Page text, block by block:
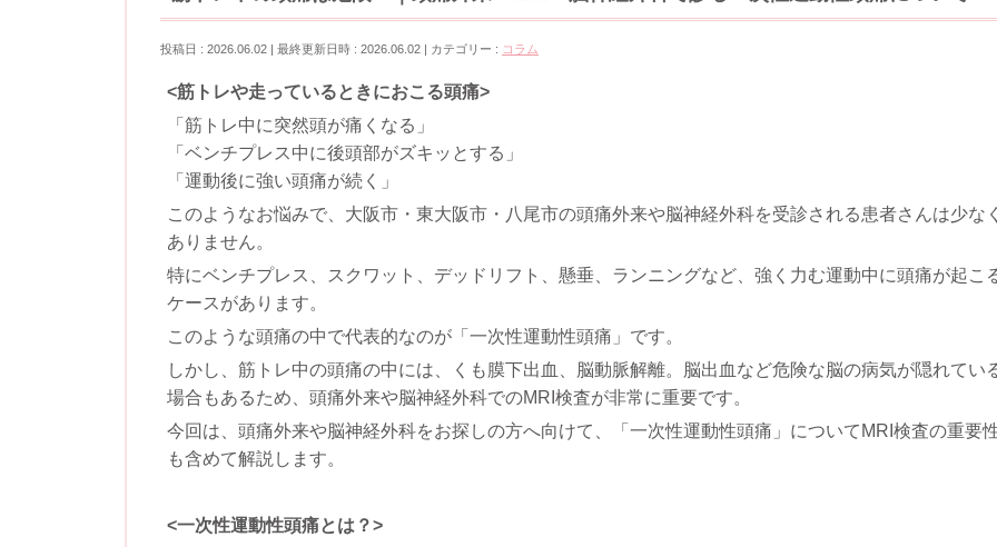
投稿日 : 2026.06.02 最終更新日時 : 2026.06.02 カテゴリー : コラム
<筋トレや走っているときにおこる頭痛>
「筋トレ中に突然頭が痛くなる」
「ベンチプレス中に後頭部がズキッとする」
「運動後に強い頭痛が続く」
このようなお悩みで、大阪市・東大阪市・八尾市の頭痛外来や脳神経外科を受診される患者さんは少な
ありません。
特にベンチプレス、スクワット、デッドリフト、懸垂、ランニングなど、強く力む運動中に頭痛が起こ
ケースがあります。
このような頭痛の中で代表的なのが「一次性運動性頭痛」です。
しかし、筋トレ中の頭痛の中には、くも膜下出血、脳動脈解離。脳出血など危険な脳の病気が隠れてい
場合もあるため、頭痛外来や脳神経外科でのMRI検査が非常に重要です。
今回は、頭痛外来や脳神経外科をお探しの方へ向けて、「一次性運動性頭痛」についてMRI検査の重要
も含めて解説します。
<一次性運動性頭痛とは？>